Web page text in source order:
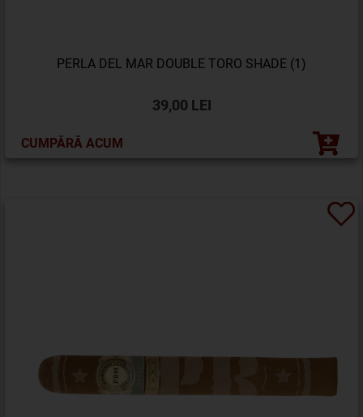
PERLA DEL MAR DOUBLE TORO SHADE (1)
39,00 LEI
CUMPĂRĂ ACUM